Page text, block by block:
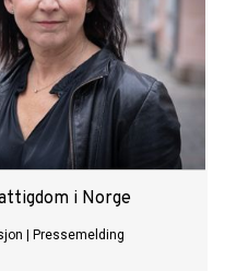
i Norge
Pressemelding